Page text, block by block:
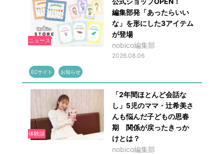
ニュース
編集部発「あったらいい
な」を形にした3アイテム
が登場
nobico編集部
2026.08.06
ECサイト お知らせ
体験談
「2年間ほとんど会話な
し」5児のママ・辻希美さ
んも悩んだ子どもの思春
期 関係が戻ったきっか
けとは？
nobico編集部